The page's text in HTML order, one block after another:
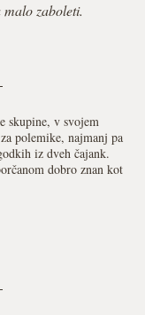
zaboleti.
skupine, v svojem
polemike, najmanj pa
iz dveh čajank.
dobro znan kot